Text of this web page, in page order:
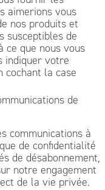
aimerions vous
nos produits et
susceptibles de
ce que nous vous
indiquer votre
cochant la case
de
communications à
de confidentialité
de désabonnement,
notre engagement
de la vie privée.